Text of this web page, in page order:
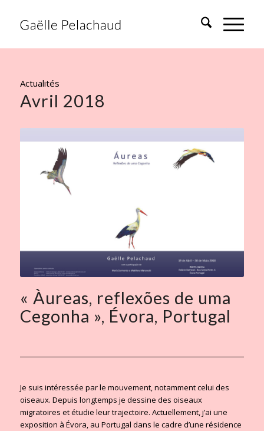
Actualités
Avril 2018
« Àureas, reflexões de uma
Cegonha », Évora, Portugal
Je suis intéressée par le mouvement, notamment celui des
oiseaux. Depuis longtemps je dessine des oiseaux
migratoires et étudie leur trajectoire. Actuellement, j’ai une
exposition à Évora, au Portugal dans le cadre d’une résidence